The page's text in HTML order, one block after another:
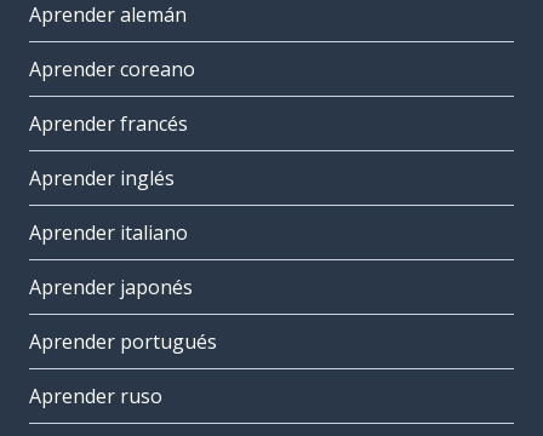
Aprender alemán
Aprender coreano
Aprender francés
Aprender inglés
Aprender italiano
Aprender japonés
Aprender portugués
Aprender ruso